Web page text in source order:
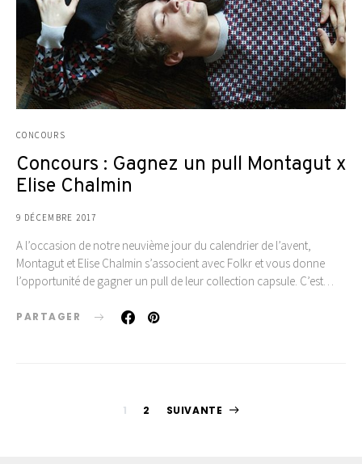
CONCOURS
Concours : Gagnez un pull Montagut x
Elise Chalmin
9 DÉCEMBRE 2017
A l’occasion de notre neuvième jour du calendrier de l’avent,
Montagut et Elise Chalmin s’associent avec Folkr et vous donne
l’opportunité de gagner un pull de leur collection capsule. C’est…
PARTAGER
Pagination
1 2 SUIVANTE